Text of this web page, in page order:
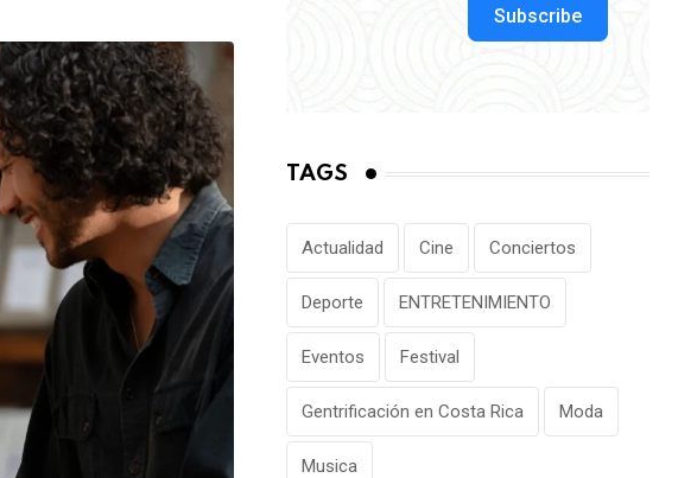
Email
Subscribe
TAGS
Actualidad Cine Conciertos
Deporte ENTRETENIMIENTO
Eventos Festival
Gentrificación en Costa Rica Moda
Musica